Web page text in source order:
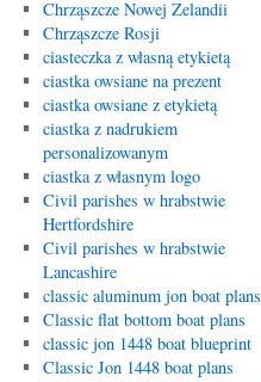
Chrząszcze Nowej Zelandii
Chrząszcze Rosji
ciasteczka z własną etykietą
ciastka owsiane na prezent
ciastka owsiane z etykietą
ciastka z nadrukiem
personalizowanym
ciastka z własnym logo
Civil parishes w hrabstwie
Hertfordshire
Civil parishes w hrabstwie
Lancashire
classic aluminum jon boat plans
Classic flat bottom boat plans
classic jon 1448 boat blueprint
Classic Jon 1448 boat plans